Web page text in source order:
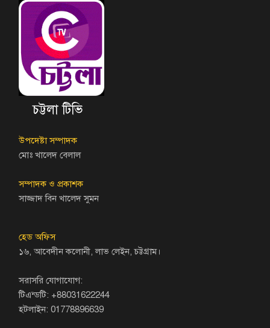
চট্টলা টিভি
উপদেষ্টা সম্পাদক
মোঃ খালেদ বেলাল
সম্পাদক ও প্রকাশক
সাজ্জাদ বিন খালেদ সুমন
হেড অফিস
১৬, আবেদীন কলোনী, লাভ লেইন, চট্টগ্রাম।
সরাসরি যোগাযোগ:
টিএন্ডটি: +88031622244
হটলাইন: 01778896639